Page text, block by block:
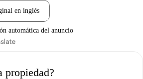
en inglés
automática del anuncio
propiedad?